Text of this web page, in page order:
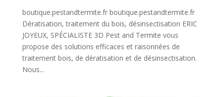
boutique.pestandtermite.fr boutique.pestandtermite.fr
Dératisation, traitement du bois, désinsectisation ERIC
JOYEUX, SPÉCIALISTE 3D Pest and Termite vous
propose des solutions efficaces et raisonnées de
traitement bois, de dératisation et de désinsectisation.
Nous...